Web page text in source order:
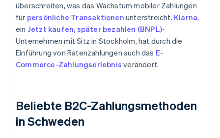
überschreiten, was das Wachstum mobiler Zahlungen
für persönliche Transaktionen unterstreicht. Klarna,
ein Jetzt kaufen, später bezahlen (BNPL)-
Unternehmen mit Sitz in Stockholm, hat durch die
Einführung von Ratenzahlungen auch das E-
Commerce-Zahlungserlebnis verändert.
Beliebte B2C-Zahlungsmethoden
in Schweden